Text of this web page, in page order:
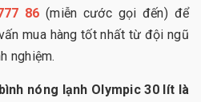
86 (miễn cước gọi đến) để
mua hàng tốt nhất từ đội ngũ
nghiệm.
nóng lạnh Olympic 30 lít là